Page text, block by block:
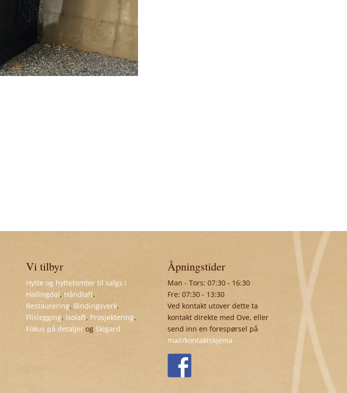
Vi tilbyr
Hytte og hyttetomter til salgs i
Hallingdal, Håndlaft,
Restaurering, Bindingsverk,
Flislegging, Isolaft, Prosjektering,
Fokus på detaljerog Skigard
Åpningstider
Man - Tors: 07:30 - 16:30
Fre: 07:30 - 13:30
Ved kontakt utover dette ta
kontakt direkte med Ove, eller
send inn en forespørsel på
mail/kontaktskjema